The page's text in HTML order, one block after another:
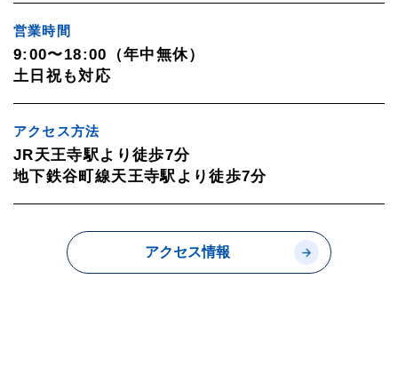
営業時間
9:00〜18:00（年中無休）
土日祝も対応
アクセス方法
JR天王寺駅より徒歩7分
地下鉄谷町線天王寺駅より徒歩7分
アクセス情報